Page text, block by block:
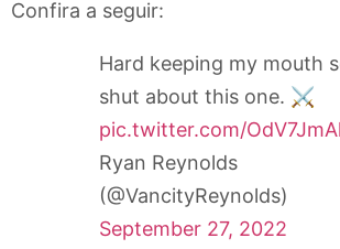
Confira a seguir:
Hard keeping my mouth
shut about this one. ⚔️
pic.twitter.com/
Ryan Reynolds
(@VancityReynolds)
September 27, 2022